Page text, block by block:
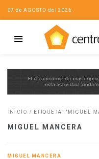
07 de AGOSTO del 2026
INICIO / ETIQUETA: "MIGUEL
MIGUEL MANCERA
MIGUEL MANCERA